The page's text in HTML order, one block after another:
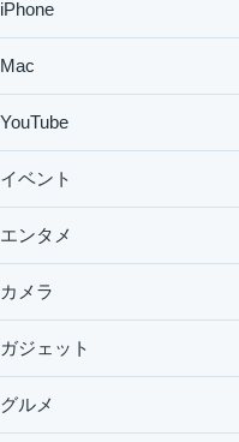
iPhone
Mac
YouTube
イベント
エンタメ
カメラ
ガジェット
グルメ